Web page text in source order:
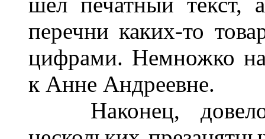
перечни каких-то
цифрами. Немножко
к Анне Андреевне.
Наконец,